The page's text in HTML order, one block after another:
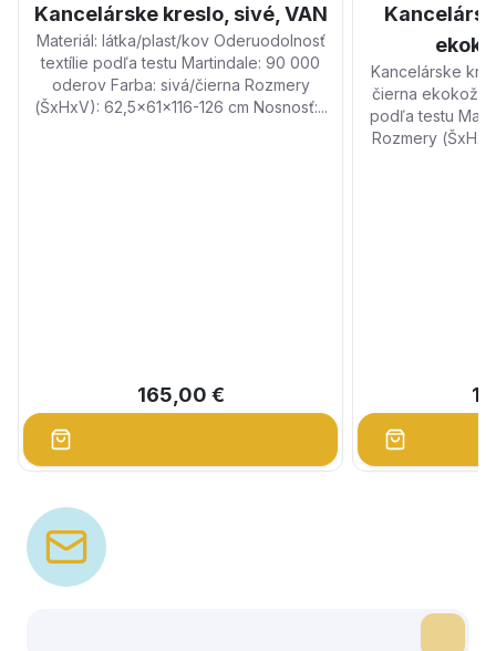
Kancelárske kreslo, sivé, VAN
Materiál: látka/plast/kov Oderuodolnosť
textílie podľa testu Martindale: 90 000
oderov Farba: sivá/čierna Rozmery
(ŠxHxV): 62,5x61x116-126 cm Nosnosť:...
165,00 €
Kancelárske kreslo
čierna
podľa testu
Rozmery